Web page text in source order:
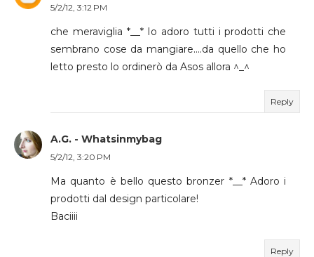
5/2/12, 3:12 PM
che meraviglia *__* Io adoro tutti i prodotti che
sembrano cose da mangiare....da quello che ho
letto presto lo ordinerò da Asos allora ^_^
Reply
A.G. - Whatsinmybag
5/2/12, 3:20 PM
Ma quanto è bello questo bronzer *__* Adoro i
prodotti dal design particolare!
Baciiii
Reply